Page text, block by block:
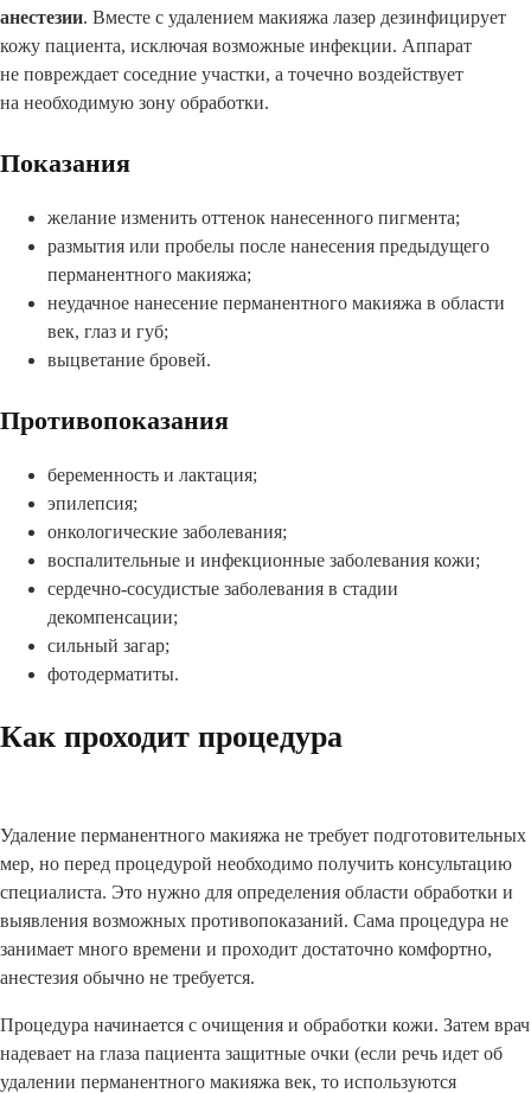
анестезии. Вместе с удалением макияжа лазер дезинфицирует
кожу пациента, исключая возможные инфекции. Аппарат
не повреждает соседние участки, а точечно воздействует
на необходимую зону обработки.
Показания
желание изменить оттенок нанесенного пигмента;
размытия или пробелы после нанесения предыдущего
перманентного макияжа;
неудачное нанесение перманентного макияжа в области
век, глаз и губ;
выцветание бровей.
Противопоказания
беременность и лактация;
эпилепсия;
онкологические заболевания;
воспалительные и инфекционные заболевания кожи;
сердечно-сосудистые заболевания в стадии
декомпенсации;
сильный загар;
фотодерматиты.
Как проходит процедура
Удаление перманентного макияжа не требует подготовительных
мер, но перед процедурой необходимо получить консультацию
специалиста. Это нужно для определения области обработки и
выявления возможных противопоказаний. Сама процедура не
занимает много времени и проходит достаточно комфортно,
анестезия обычно не требуется.
Процедура начинается с очищения и обработки кожи. Затем врач
надевает на глаза пациента защитные очки (если речь идет об
удалении перманентного макияжа век, то используются